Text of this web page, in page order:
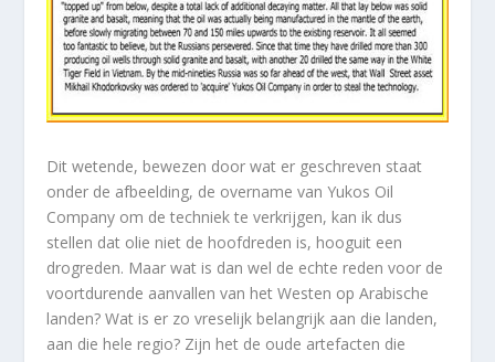
Dit wetende, bewezen door wat er geschreven staat
onder de afbeelding, de overname van Yukos Oil
Company om de techniek te verkrijgen, kan ik dus
stellen dat olie niet de hoofdreden is, hooguit een
drogreden. Maar wat is dan wel de echte reden voor de
voortdurende aanvallen van het Westen op Arabische
landen? Wat is er zo vreselijk belangrijk aan die landen,
aan die hele regio? Zijn het de oude artefacten die